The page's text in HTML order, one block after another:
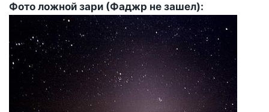
Фото ложной зари (Фаджр не зашел):